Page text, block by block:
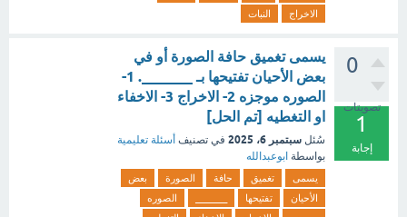
الاخراج
النبات
0
تصويتات
1
إجابة
يسمى تغميق حافة الصورة أو في
بعض الأحيان تفتيحها بـ _______. 1-
الصوره موجزه 2- الاخراج 3- الاخفاء
او التغطيه [تم الحل]
سُئل سبتمبر 6، 2025 في تصنيف أسئلة تعليمية
بواسطة ابوعبدالله
يسمى تغميق حافة الصورة
بعض
الأحيان
تفتيحها
الصوره